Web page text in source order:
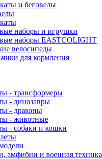
и беговелы
наборы и игрушки
наборы EASTCOLIGHT
велосипеды
для кормления
- трансформеры
- динозавры
- драконы
- животные
- собаки и кошки
амфибии и военная техника